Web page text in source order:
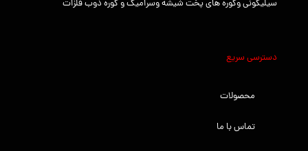
سیلیکونی وکوره های پخت شیشه وسرامیک و کوره ذوب فلزات
دسترسی سریع
محصولات
تماس با ما